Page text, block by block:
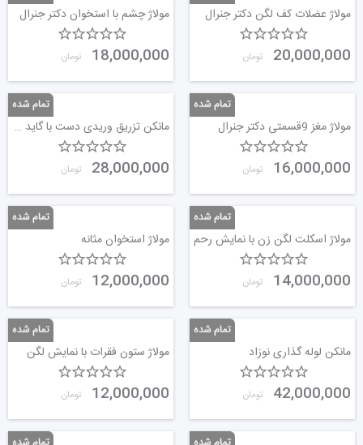
مولاژ عضلات کف لگن دکتر جنرال
20,000,000 تومان
مولاژ چشم با استخوان دکتر جنرال
18,000,000 تومان
مولاژ مغز 9قسمتی دکتر جنرال
16,000,000 تومان
مانکن تزریق وریدی دست با گاید دکتر جنرال
28,000,000 تومان
مولاژ اسکلت لگن زن با نمایش رحم
14,000,000 تومان
مولاژ استخوان مثانه
12,000,000 تومان
مانکن لوله گذاری نوزاد
42,000,000 تومان
مولاژ ستون فقرات با نمایش لگن
12,000,000 تومان